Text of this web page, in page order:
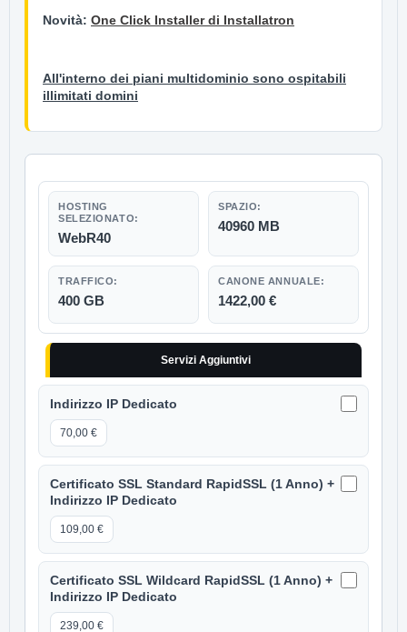
Novità: One Click Installer di Installatron
All'interno dei piani multidominio sono ospitabili
illimitati domini
WebR40
40960 MB
400 GB 1422,00 €
Servizi Aggiuntivi
70,00 €
Indirizzo IP Dedicato
109,00 €
Certificato SSL Standard RapidSSL (1 Anno) +
Indirizzo IP Dedicato
239,00 €
Certificato SSL Wildcard RapidSSL (1 Anno) +
Indirizzo IP Dedicato